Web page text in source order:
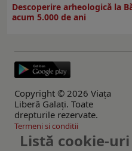
Descoperire arheologică la
acum 5.000 de ani
Copyright © 2026 Viaţa
Liberă Galaţi. Toate
drepturile rezervate.
Termeni si conditii
Listă cookie-uri